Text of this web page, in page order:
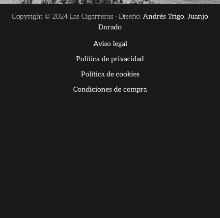
Copyright © 2024 Las Cigarreras · Diseño: Andrés Trigo, Juanjo
Dorado
Aviso legal
Política de privacidad
Política de cookies
Condiciones de compra